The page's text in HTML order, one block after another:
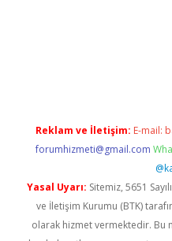
Reklam ve İletişim: E-mail:
forumhizmeti@gmail.com
Yasal Uyarı: Sitemiz, 5651
ve İletişim Kurumu (BTK)
olarak hizmet vermektedir. Bu